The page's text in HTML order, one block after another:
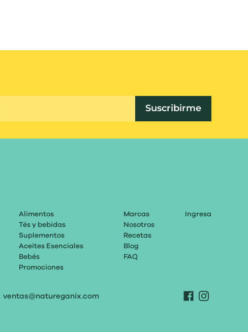
Suscribirme
Alimentos
Tés y bebidas
Suplementos
Aceites Esenciales
Bebés
Promociones
Marcas
Nosotros
Recetas
Blog
FAQ
Ingresa
ventas@natureganix.com